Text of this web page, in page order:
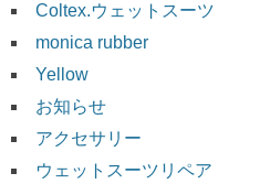
Coltex.ウェットスーツ
monica rubber
Yellow
お知らせ
アクセサリー
ウェットスーツリペア